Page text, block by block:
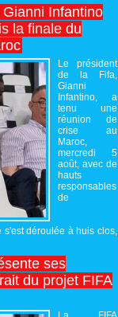
Infantino
la finale du
Le président
de la Fifa,
Gianni
Infantino, a
tenu une
réunion de
crise au
Maroc,
mercredi 5
août, avec de
hauts
responsables
de
déroulée à huis clos,
ses
du projet FIFA